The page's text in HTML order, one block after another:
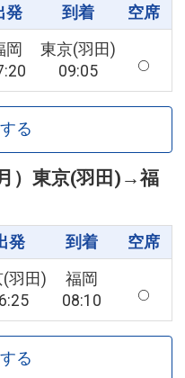
発 到着 空席
岡
東京(羽田)
09:05
る
東京(羽田) →福
発 到着 空席
羽田)
福岡
08:10
る